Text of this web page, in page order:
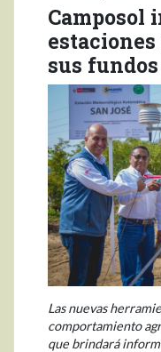
Camposol
sus
Las nuevas
comportamiento
que brindará